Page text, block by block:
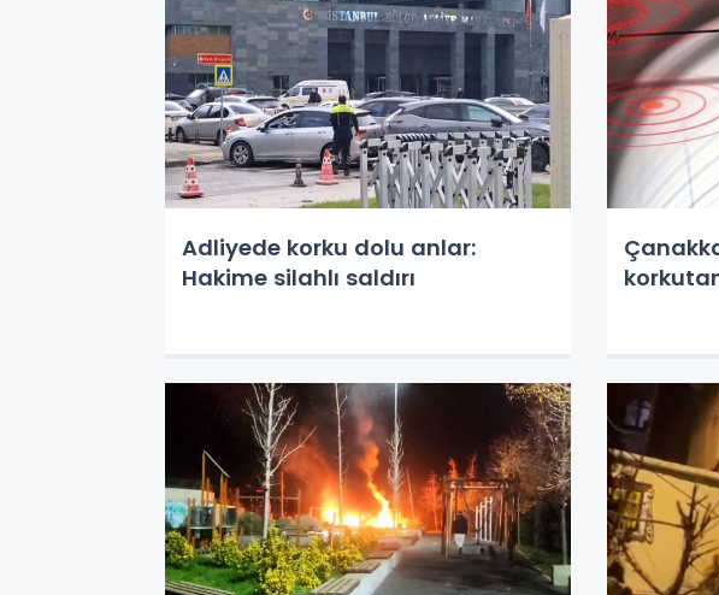
Adliyede korku dolu anlar:
Hakime silahlı saldırı